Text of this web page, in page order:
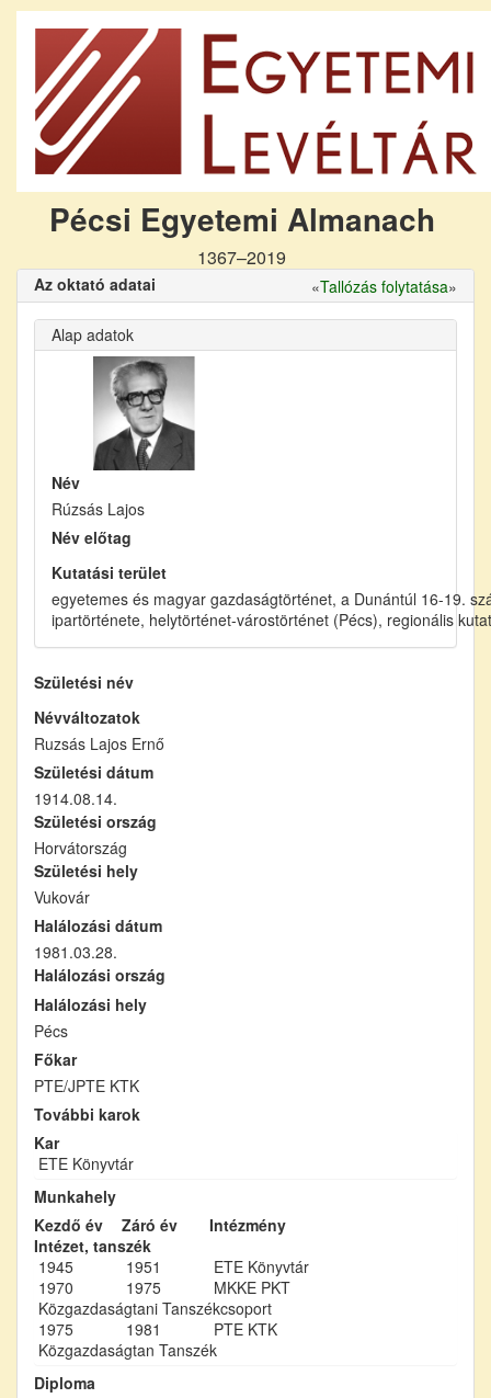
Pécsi Egyetemi Almanach
1367–2019
Az oktató adatai «Tallózás folytatása»
Alap adatok
Név
Rúzsás Lajos
Név előtag
Kutatási terület
egyetemes és magyar gazdaságtörténet, a Dunántúl 16-19.
ipartörténete, helytörténet-várostörténet (Pécs), regionális
Születési név
Névváltozatok
Ruzsás Lajos Ernő
Születési dátum
1914.08.14.
Születési ország
Horvátország
Születési hely
Vukovár
Halálozási dátum
1981.03.28.
Halálozási ország
Halálozási hely
Pécs
Főkar
PTE/JPTE KTK
További karok
Kar
ETE Könyvtár
Munkahely
Kezdő év
Záró év
Intézmény
Intézet, tanszék
1945
1951
ETE Könyvtár
1970
1975
MKKE PKT
Közgazdaságtani Tanszékcsoport
1975
1981
PTE KTK
Közgazdaságtan Tanszék
Diploma